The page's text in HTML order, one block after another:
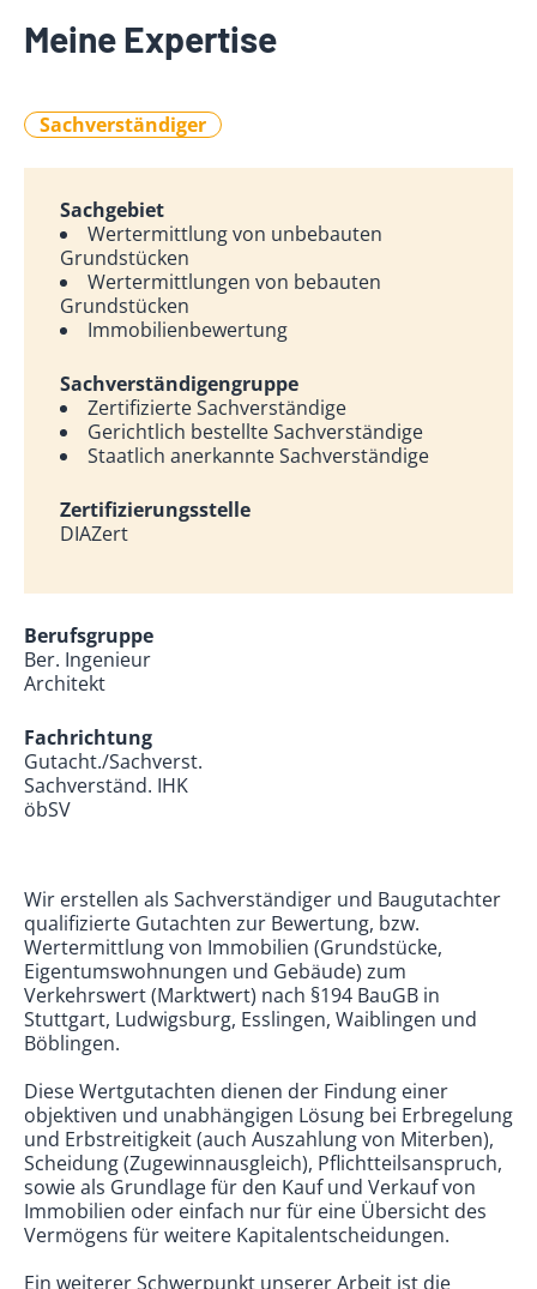
Meine Expertise
Sachverständiger
Sachgebiet
Wertermittlung von unbebauten
Grundstücken
Wertermittlungen von bebauten
Grundstücken
Immobilienbewertung
Sachverständigengruppe
Zertifizierte Sachverständige
Gerichtlich bestellte Sachverständige
Staatlich anerkannte Sachverständige
Zertifizierungsstelle
DIAZert
Berufsgruppe
Ber. Ingenieur
Architekt
Fachrichtung
Gutacht./Sachverst.
Sachverständ. IHK
öbSV
Wir erstellen als Sachverständiger und Baugutachter
qualifizierte Gutachten zur Bewertung, bzw.
Wertermittlung von Immobilien (Grundstücke,
Eigentumswohnungen und Gebäude) zum
Verkehrswert (Marktwert) nach §194 BauGB in
Stuttgart, Ludwigsburg, Esslingen, Waiblingen und
Böblingen.
Diese Wertgutachten dienen der Findung einer
objektiven und unabhängigen Lösung bei Erbregelung
und Erbstreitigkeit (auch Auszahlung von Miterben),
Scheidung (Zugewinnausgleich), Pflichtteilsanspruch,
sowie als Grundlage für den Kauf und Verkauf von
Immobilien oder einfach nur für eine Übersicht des
Vermögens für weitere Kapitalentscheidungen.
Ein weiterer Schwerpunkt unserer Arbeit ist die